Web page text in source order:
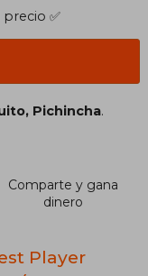
✅
Pichincha.
Comparte y gana
dinero
Player